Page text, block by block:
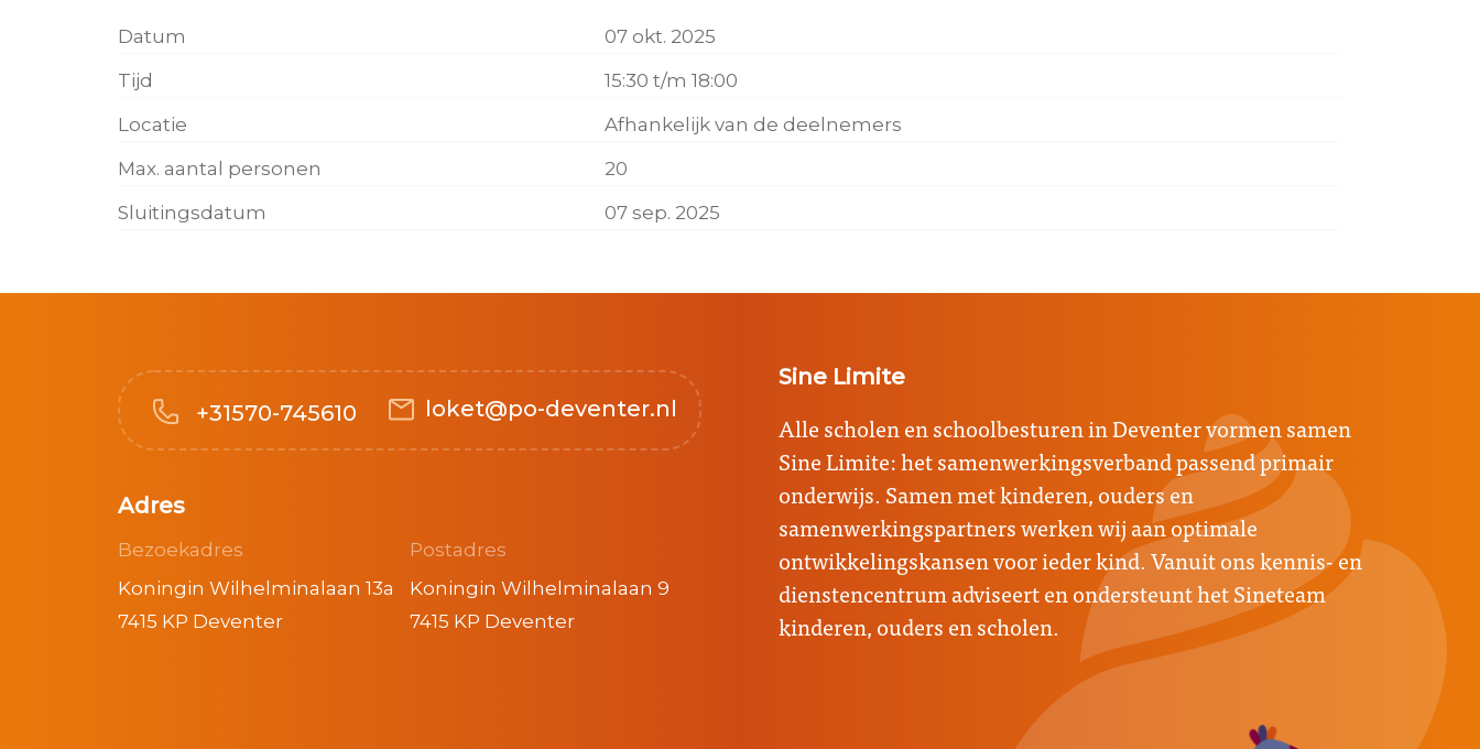
Datum
07 okt. 2025
Tijd
15:30 t/m 18:00
Locatie
Afhankelijk van de deelnemers
Max. aantal personen
20
Sluitingsdatum
07 sep. 2025
+31570-745610 loket@po-deventer.nl
Adres
Bezoekadres
Koningin Wilhelminalaan 13a
7415 KP Deventer
Postadres
Koningin Wilhelminalaan 9
7415 KP Deventer
Sine Limite
Alle scholen en schoolbesturen in Deventer vormen samen
Sine Limite: het samenwerkingsverband passend primair
onderwijs. Samen met kinderen, ouders en
samenwerkingspartners werken wij aan optimale
ontwikkelingskansen voor ieder kind. Vanuit ons kennis- en
dienstencentrum adviseert en ondersteunt het Sineteam
kinderen, ouders en scholen.